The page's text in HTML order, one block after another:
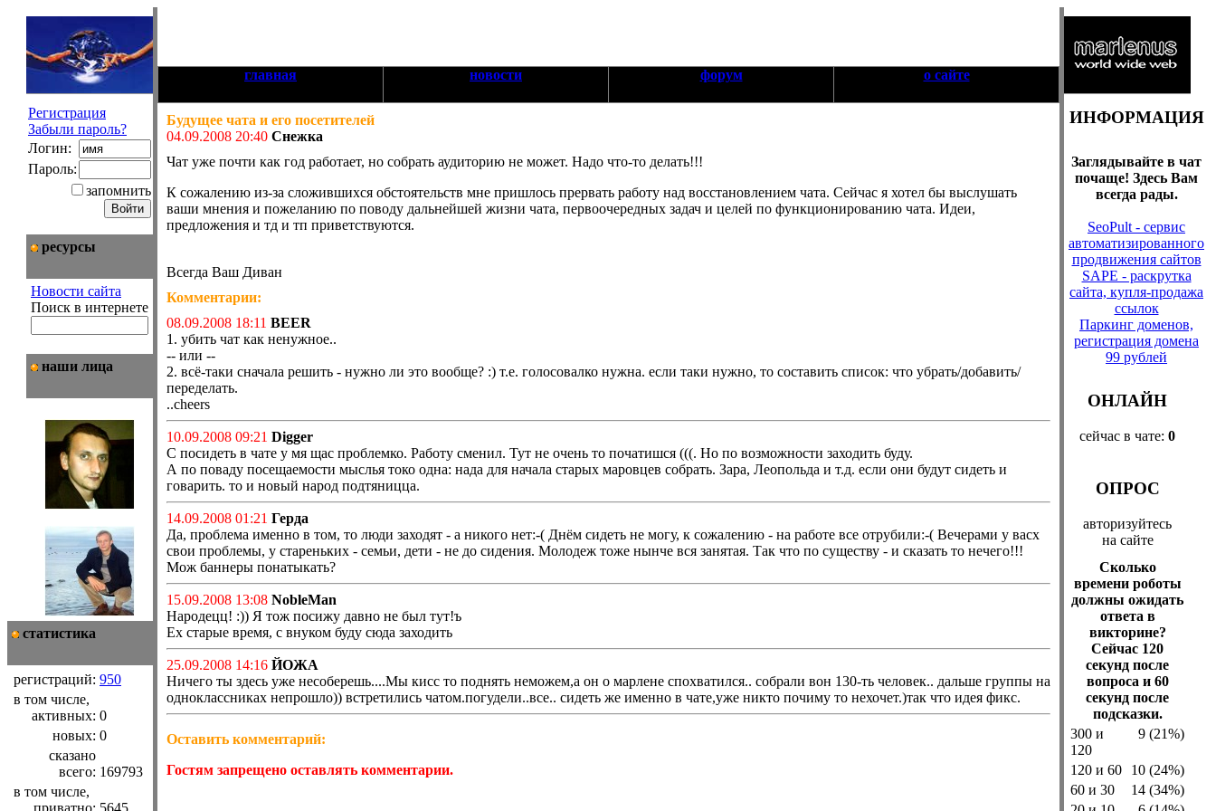
главная новости форум о сайте
Регистрация
Забыли пароль?
Логин:
Пароль:
запомнить
ресурсы
Новости сайта
Поиск в интернете
наши лица
статистика
регистраций: 950
в том числе,
активных: 0
новых: 0
сказано
всего: 169793
в том числе,
приватно: 5645
Будущее чата и его посетителей
04.09.2008 20:40 Снежка
Чат уже почти как год работает, но собрать аудиторию не может. Надо что-то делать!!!
К сожалению из-за сложившихся обстоятельств мне пришлось прервать работу над восстановлением чата. Сейчас я хотел бы выслушать
ваши мнения и пожеланию по поводу дальнейшей жизни чата, первоочередных задач и целей по функционированию чата. Идеи,
предложения и тд и тп приветствуются.
Всегда Ваш Диван
Комментарии:
08.09.2008 18:11 BEER
1. убить чат как ненужное..
-- или --
2. всё-таки сначала решить - нужно ли это вообще? :) т.е. голосовалко нужна. если таки нужно, то составить список: что убрать/добавить/
переделать.
..cheers
10.09.2008 09:21 Digger
С посидеть в чате у мя щас проблемко. Работу сменил. Тут не очень то початишся (((. Но по возможности заходить буду.
А по поваду посещаемости мыслья токо одна: нада для начала старых маровцев собрать. Зара, Леопольда и т.д. если они будут сидеть и
говарить. то и новый народ подтяницца.
14.09.2008 01:21 Герда
Да, проблема именно в том, то люди заходят - а никого нет:-( Днём сидеть не могу, к сожалению - на работе все отрубили:-( Вечерами у васх
свои проблемы, у стареньких - семьи, дети - не до сидения. Молодеж тоже нынче вся занятая. Так что по существу - и сказать то нечего!!!
Мож баннеры понатыкать?
15.09.2008 13:08 NobleMan
Народецц! :)) Я тож посижу давно не был тут!ъ
Ех старые время, с внуком буду сюда заходить
25.09.2008 14:16 ЙОЖА
Ничего ты здесь уже несоберешь....Мы кисс то поднять неможем,а он о марлене спохватился.. собрали вон 130-ть человек.. дальше группы на
одноклассниках непрошло)) встретились чатом.погудели..все.. сидеть же именно в чате,уже никто почиму то нехочет.)так что идея фикс.
Оставить комментарий:
Гостям запрещено оставлять комментарии.
ИНФОРМАЦИЯ
Заглядывайте в чат
почаще! Здесь Вам
всегда рады.
SeoPult - сервис
автоматизированного
продвижения сайтов
SAPE - раскрутка
сайта, купля-продажа
ссылок
Паркинг доменов,
регистрация домена
99 рублей
ОНЛАЙН
сейчас в чате: 0
ОПРОС
авторизуйтесь
на сайте
Сколько
времени роботы
должны ожидать
ответа в
викторине?
Сейчас 120
секунд после
вопроса и 60
секунд после
подсказки.
300 и
120
9 (21%)
120 и 60
10 (24%)
60 и 30
14 (34%)